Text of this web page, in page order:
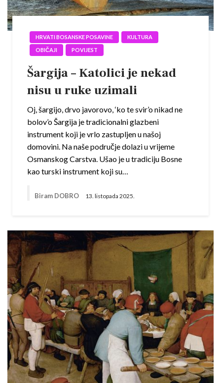
HRVATI BOSANSKE POSAVINE
KULTURA
OBIČAJI
POVIJEST
Šargija – Katolici je nekad
nisu u ruke uzimali
Oj, šargijo, drvo javorovo, ‘ko te svir’o nikad ne
bolov’o Šargija je tradicionalni glazbeni
instrument koji je vrlo zastupljen u našoj
domovini. Na naše područje dolazi u vrijeme
Osmanskog Carstva. Ušao je u tradiciju Bosne
kao turski instrument koji su…
Biram DOBRO 13. listopada 2025.